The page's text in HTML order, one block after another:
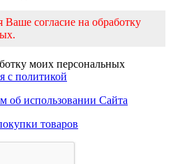
Ваше согласие на обработку
моих персональных
с политикой
об использовании Сайта
товаров